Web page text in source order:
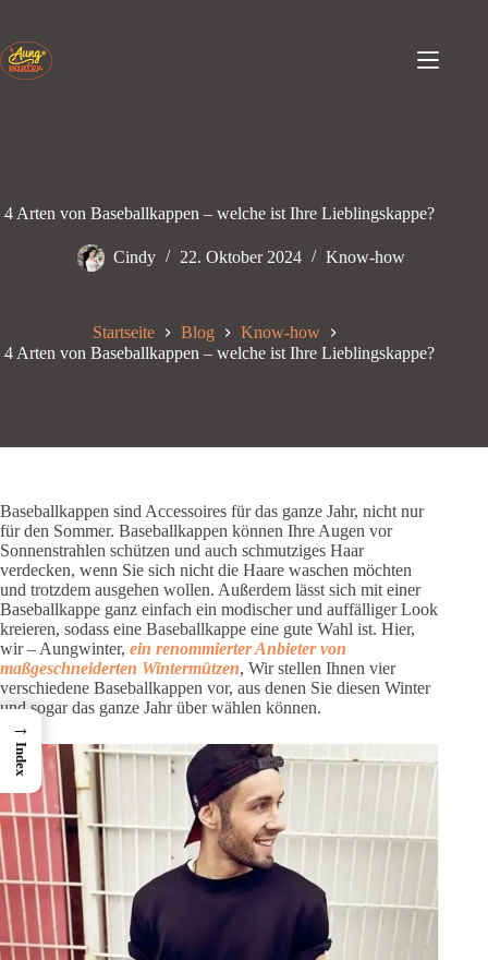
springen
4 Arten von Baseballkappen – welche ist Ihre Lieblingskappe?
Cindy 22. Oktober 2024 Know-how
Startseite Blog
Know-how
4 Arten von Baseballkappen – welche ist Ihre Lieblingskappe?
Baseballkappen sind Accessoires für das ganze Jahr, nicht nur
für den Sommer. Baseballkappen können Ihre Augen vor
Sonnenstrahlen schützen und auch schmutziges Haar
verdecken, wenn Sie sich nicht die Haare waschen möchten
und trotzdem ausgehen wollen. Außerdem lässt sich mit einer
Baseballkappe ganz einfach ein modischer und auffälliger Look
kreieren, sodass eine Baseballkappe eine gute Wahl ist. Hier,
wir – Aungwinter, ein renommierter Anbieter von
maßgeschneiderten Wintermützen, Wir stellen Ihnen vier
verschiedene Baseballkappen vor, aus denen Sie diesen Winter
und sogar das ganze Jahr über wählen können.
→
Index